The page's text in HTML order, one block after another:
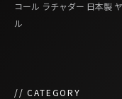
コール ラチャダー 日本製
ル
// CATEGORY